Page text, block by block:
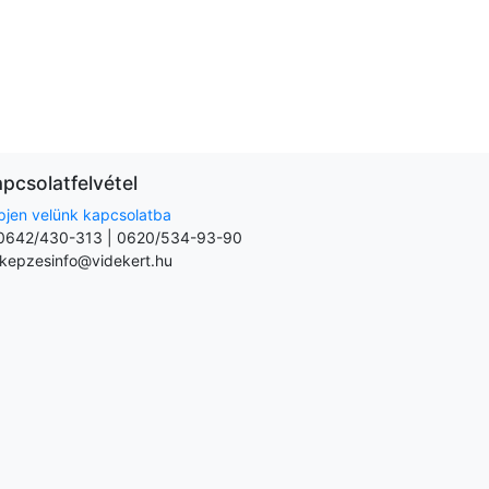
velünk kapcsolatba
430-313 | 0620/534-93-90
kepzesinfo@videkert.hu